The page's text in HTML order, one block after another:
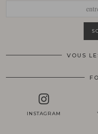
VOUS
INSTAGRAM